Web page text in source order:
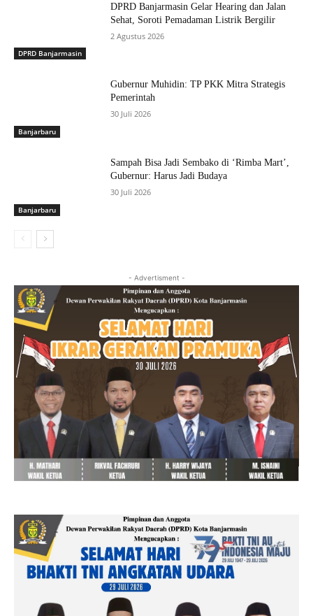
DPRD Banjarmasin
DPRD Banjarmasin Gelar Hearing dan Jalan
Sehat, Soroti Pemadaman Listrik Bergilir
2 Agustus 2026
Banjarbaru
Gubernur Muhidin: TP PKK Mitra Strategis
Pemerintah
30 Juli 2026
Banjarbaru
Sampah Bisa Jadi Sembako di ‘Rimba Mart’,
Gubernur: Harus Jadi Budaya
30 Juli 2026
- Advertisment -